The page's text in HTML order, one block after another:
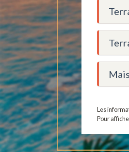
Les
Pour